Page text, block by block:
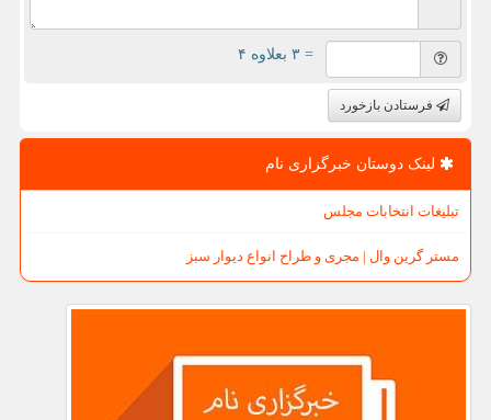
= ۳ بعلاوه ۴
فرستادن بازخورد
لینک دوستان خبرگزاری نام
تبلیغات انتخابات مجلس
مستر گرین وال | مجری و طراح انواع دیوار سبز